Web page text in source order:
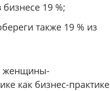
19 %;
также 19 % из
женщины-
как бизнес-практике